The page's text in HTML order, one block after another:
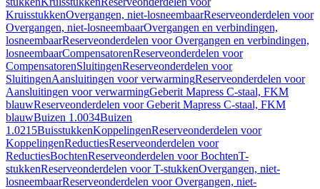
KruisstukkenOvergangen, niet-losneembaarReserveonderdelen voor
Overgangen, niet-losneembaarOvergangen en verbindingen,
losneembaarReserveonderdelen voor Overgangen en verbindingen,
losneembaarCompensatorenReserveonderdelen voor
CompensatorenSluitingenReserveonderdelen voor
SluitingenAansluitingen voor verwarmingReserveonderdelen voor
Aansluitingen voor verwarmingGeberit Mapress C-staal, FKM
blauwReserveonderdelen voor Geberit Mapress C-staal, FKM
blauwBuizen 1.0034Buizen
1.0215BuisstukkenKoppelingenReserveonderdelen voor
KoppelingenReductiesReserveonderdelen voor
ReductiesBochtenReserveonderdelen voor BochtenT-
stukkenReserveonderdelen voor T-stukkenOvergangen, niet-
losneembaarReserveonderdelen voor Overgangen, niet-